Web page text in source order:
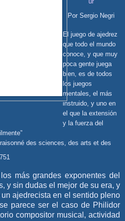
Por Sergio Negri
El juego de ajedrez
que todo el mundo
conoce, y que muy
poca gente juega
bien, es de todos
los juegos
mentales, el más
instruido, y uno en
el que la extensión
y la fuerza del
des sciences, des arts et des
más grandes exponentes del
y sin dudas el mejor de su era, y
ajedrecista en el sentido pleno
parece ser el caso de Philidor
compositor musical, actividad